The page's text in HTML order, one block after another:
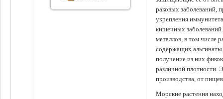
раковых заболеваний,
укрепления
кишечных
металлов, в том числе
содержащих
получение из них
различной плотности.
производства, от
Морские растения